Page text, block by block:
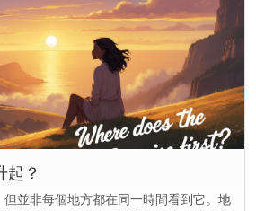
起？
並非每個地方都在同一時間看到它。地